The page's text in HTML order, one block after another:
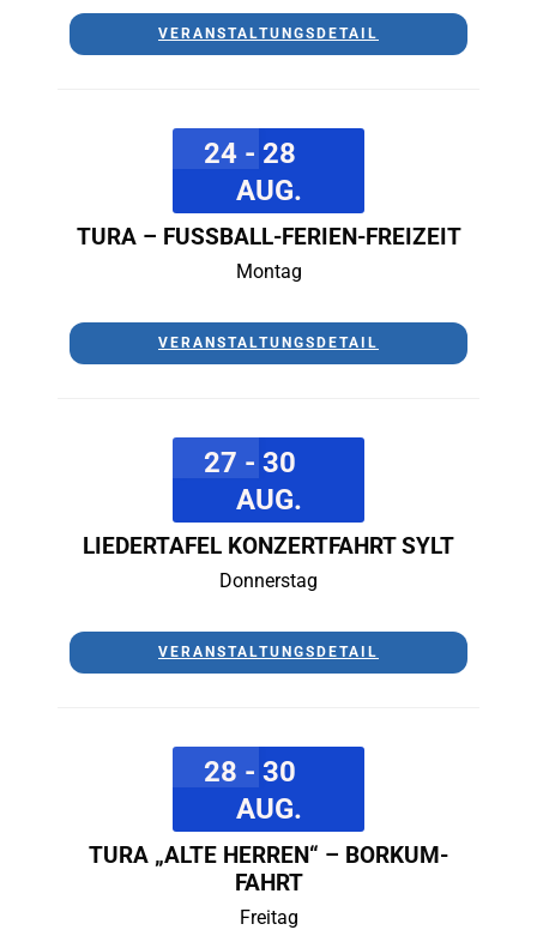
VERANSTALTUNGSDETAIL
24 - 28
AUG.
TURA – FUSSBALL-FERIEN-FREIZEIT
Montag
VERANSTALTUNGSDETAIL
27 - 30
AUG.
LIEDERTAFEL KONZERTFAHRT SYLT
Donnerstag
VERANSTALTUNGSDETAIL
28 - 30
AUG.
TURA „ALTE HERREN“ – BORKUM-
FAHRT
Freitag